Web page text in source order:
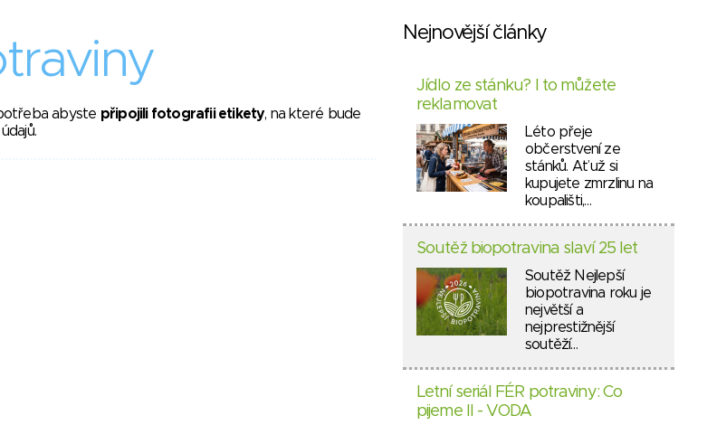
abyste připojili fotografii etikety, na které bude
Nejnovější články
Jídlo ze stánku? I to můžete
reklamovat
Léto přeje
občerstvení ze
stánků. Ať už si
kupujete zmrzlinu na
koupališti,…
Soutěž biopotravina slaví 25 let
Soutěž Nejlepší
biopotravina roku je
největší a
nejprestižnější
soutěží…
Letní seriál FÉR potraviny: Co
pijeme II - VODA